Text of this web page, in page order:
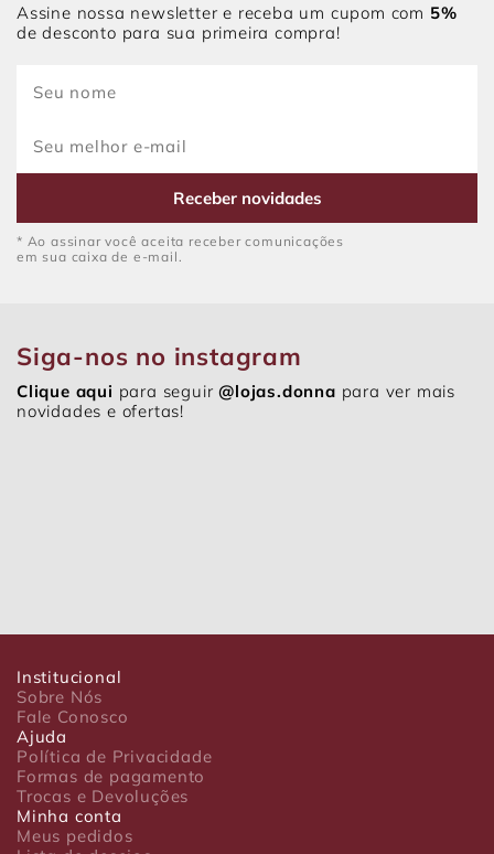
Assine nossa newsletter e receba um cupom com 5%
de desconto para sua primeira compra!
Receber novidades
* Ao assinar você aceita receber comunicações
em sua caixa de e-mail.
Siga-nos no instagram
Clique aqui para seguir@lojas.donna para ver mais
novidades e ofertas!
Institucional
Sobre Nós
Fale Conosco
Ajuda
Política de Privacidade
Formas de pagamento
Trocas e Devoluções
Minha conta
Meus pedidos